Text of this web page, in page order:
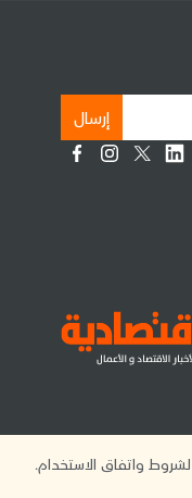
إرسال
واتفاق الاستخدام.